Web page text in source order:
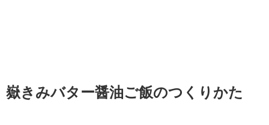
嶽きみバター醤油ご飯のつくりかた